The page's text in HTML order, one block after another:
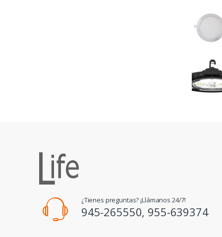
¿Tienes preguntas? ¡Llámanos 24/7!
945-265550, 955-639374